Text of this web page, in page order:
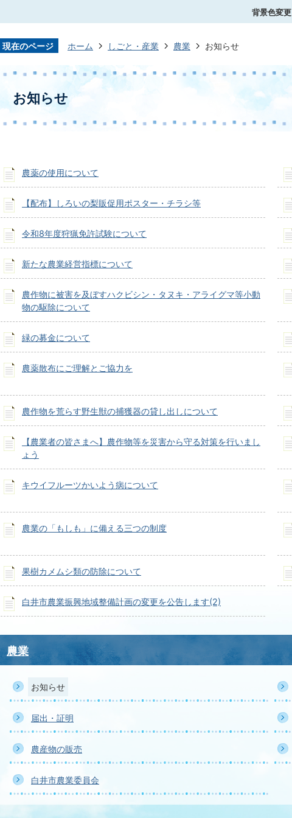
背景色変更
現在のページ ホーム しごと・産業 農業 お知らせ
お知らせ
農薬の使用について
【配布】しろいの梨販促用ポスター・チラシ等
令和8年度狩猟免許試験について
新たな農業経営指標について
農作物に被害を及ぼすハクビシン・タヌキ・アライグマ等小動
物の駆除について
緑の募金について
農薬散布にご理解とご協力を
農作物を荒らす野生獣の捕獲器の貸し出しについて
【農業者の皆さまへ】農作物等を災害から守る対策を行いまし
ょう
キウイフルーツかいよう病について
農業の「もしも」に備える三つの制度
果樹カメムシ類の防除について
白井市農業振興地域整備計画の変更を公告します(2)
農業
お知らせ
届出・証明
農産物の販売
白井市農業委員会